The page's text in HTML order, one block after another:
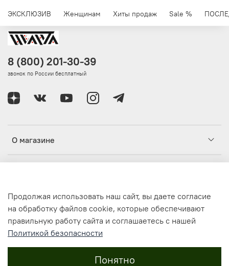
ЭКСКЛЮЗИВ Женщинам Хиты продаж Sale %
О магазине
Информация
8 (800) 201-30-39
звонок по России бесплатный
© 2021-2024, Интернет-магазин одежды и аксессуаров
ИВАНТА / IVANTA IV-ANTA.RU
Продолжая использовать наш сайт, вы даете согласие
на обработку файлов cookie, которые обеспечивают
правильную работу сайта и соглашаетесь с нашей
Политикой безопасности
Понятно